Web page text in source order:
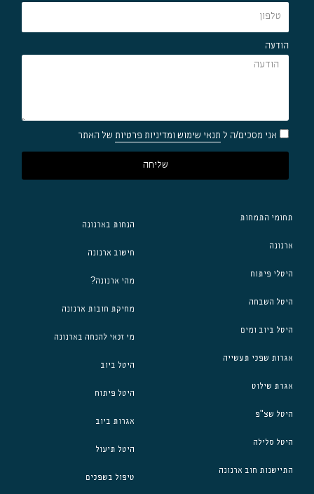
הודעה
אני מסכים/ה ל תנאי שימוש ומדיניות פרטיות של האתר
שליחה
תחומי התמחות
ארנונה
היטלי פיתוח
היטל השבחה
היטל ביוב ומים
אגרות שפכי תעשייה
אגרת שילוט
היטל שצ"פ
היטל סלילה
התיישנות חוב ארנונה
הנחות בארנונה
חישוב ארנונה
מהי ארנונה?
מחיקת חובות ארנונה
מי זכאי להנחה בארנונה
היטל ביוב
היטל פיתוח
אגרות ביוב
היטל תיעול
טיפול בשפכים